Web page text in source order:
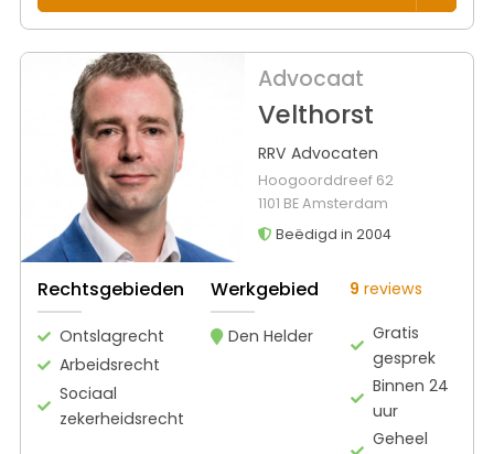
Advocaat
Velthorst
RRV Advocaten
Hoogoorddreef 62
1101 BE Amsterdam
Beëdigd in 2004
Rechtsgebieden
Ontslagrecht
Arbeidsrecht
Sociaal
zekerheidsrecht
Werkgebied
Den Helder
9 reviews
Gratis
gesprek
Binnen 24
uur
Geheel